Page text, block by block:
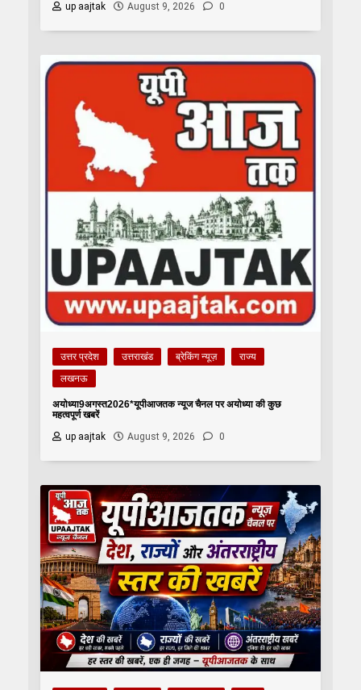
up aajtak
August 9, 2026 0
उत्तर प्रदेश उत्तराखंड ब्रेकिंग न्यूज़
राज्य
लखनऊ
अयोध्या9अगस्त2026*यूपीआजतक न्यूज चैनल पर अयोध्या की कुछ
महत्वपूर्ण खबरें
up aajtak
August 9, 2026 0